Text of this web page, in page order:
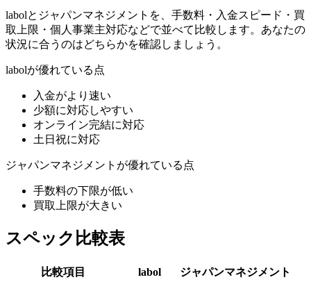
labolと ジャパンマネジメント を、手数料・入金スピード・買
取上限・個人事業主対応などで並べて比較します。あなたの
状況に合うのはどちらかを確認しましょう。
labolが優れている点
入金がより速い
少額に対応しやすい
オンライン完結に対応
土日祝に対応
ジャパンマネジメント が優れている点
手数料の下限が低い
買取上限が大きい
スペック比較表
比較項目 labol
ジャパンマネジメント